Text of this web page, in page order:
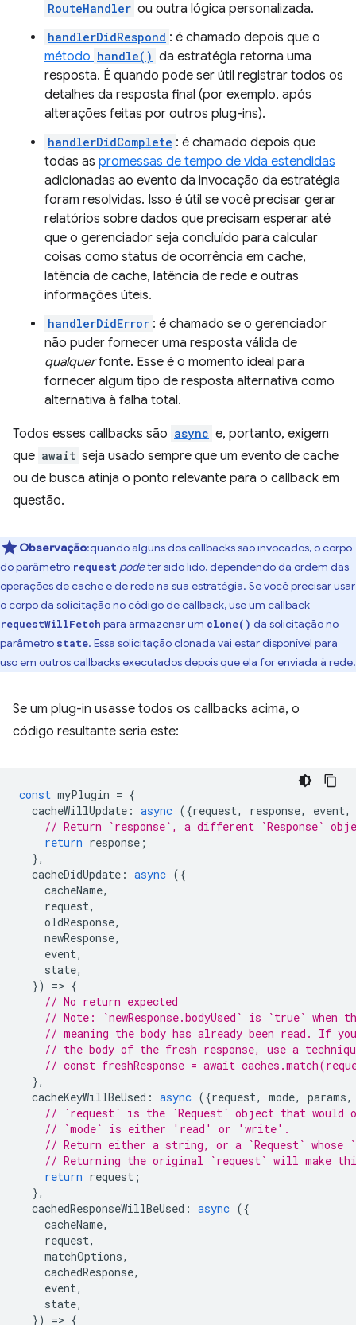
RouteHandler ou outra lógica personalizada.
handlerDidRespond : é chamado depois que o
método handle() da estratégia retorna uma
resposta. É quando pode ser útil registrar todos os
detalhes da resposta final (por exemplo, após
alterações feitas por outros plug-ins).
handlerDidComplete : é chamado depois que
todas as promessas de tempo de vida estendidas
adicionadas ao evento da invocação da estratégia
foram resolvidas. Isso é útil se você precisar gerar
relatórios sobre dados que precisam esperar até
que o gerenciador seja concluído para calcular
coisas como status de ocorrência em cache,
latência de cache, latência de rede e outras
informações úteis.
handlerDidError : é chamado se o gerenciador
não puder fornecer uma resposta válida de
qualquerfonte. Esse é o momento ideal para
fornecer algum tipo de resposta alternativa como
alternativa à falha total.
Todos esses callbacks são async e, portanto, exigem
que await seja usado sempre que um evento de cache
ou de busca atinja o ponto relevante para o callback em
questão.
Observação:quando alguns dos callbacks são invocados, o corpo
do parâmetro request podeter sido lido, dependendo da ordem das
operações de cache e de rede na sua estratégia. Se você precisar usar
o corpo da solicitação no código de callback,use um callback
requestWillFetch para armazenar um clone() da solicitação no
parâmetro state. Essa solicitação clonada vai estar disponível para
uso em outros callbacks executados depois que ela for enviada à rede.
Se um plug-in usasse todos os callbacks acima, o
código resultante seria este:
const myPlugin = {
cacheWillUpdate : async ({request, response, event,
// Return `response`, a different `Response`
return response ;
},
cacheDidUpdate : async ({
cacheName,
request,
oldResponse,
newResponse,
event,
state,
})
=> {
// No return expected
// Note: `newResponse.bodyUsed` is `true`
// meaning the body has already been read. If
// the body of the fresh response, use a
// const freshResponse = await
},
cacheKeyWillBeUsed : async ({request, mode, params,
// `request` is the `Request` object that would
// `mode` is either 'read' or 'write'.
// Return either a string, or a `Request` whose
// Returning the original `request` will make
return request ;
},
cachedResponseWillBeUsed : async ({
cacheName,
request,
matchOptions,
cachedResponse,
event,
state,
})
=> {